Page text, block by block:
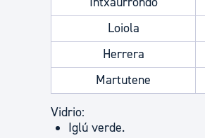
Loiola
Herrera
Martutene
Vidrio:
Iglú verde.